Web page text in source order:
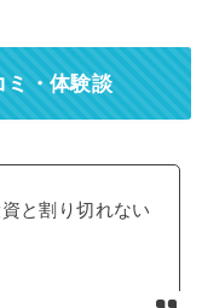
ミ・体験談
と割り切れない